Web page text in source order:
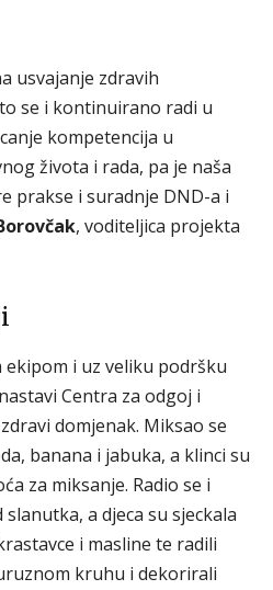
usvajanje zdravih
se i kontinuirano radi u
kompetencija u
života i rada, pa je naša
prakse i suradnje DND-a i
, voditeljica projekta
ekipom i uz veliku podršku
Centra za odgoj i
domjenak. Miksao se
banana i jabuka, a klinci su
za miksanje. Radio se i
a djeca su sjeckala
i masline te radili
kruhu i dekorirali